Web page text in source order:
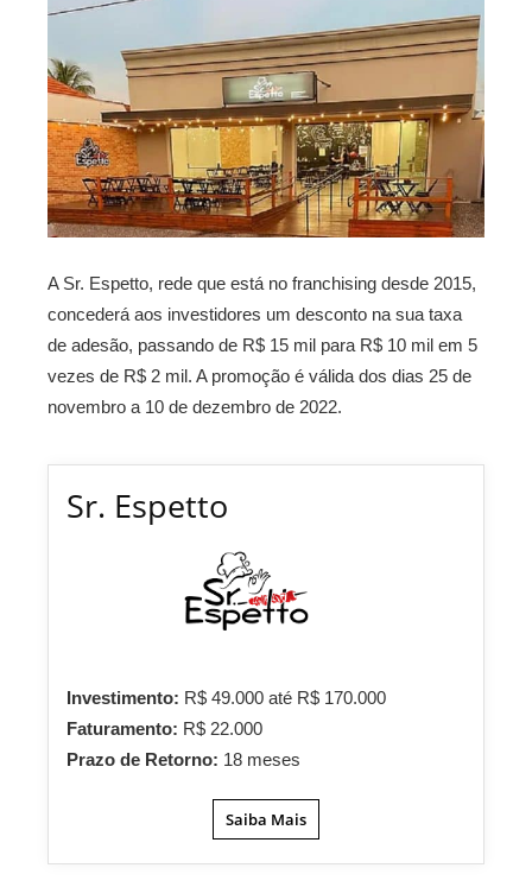
A Sr. Espetto, rede que está no franchising desde 2015,
concederá aos investidores um desconto na sua taxa
de adesão, passando de R$ 15 mil para R$ 10 mil em 5
vezes de R$ 2 mil. A promoção é válida dos dias 25 de
novembro a 10 de dezembro de 2022.
Sr. Espetto
Investimento: R$ 49.000 até R$ 170.000
Faturamento: R$ 22.000
Prazo de Retorno: 18 meses
Saiba Mais